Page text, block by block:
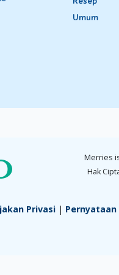
supaya Moms bisa tahu
dekat dan bisa
Misalnya: jika cuacanya
Umum
Merries
Hak
Privasi| Pernyataan